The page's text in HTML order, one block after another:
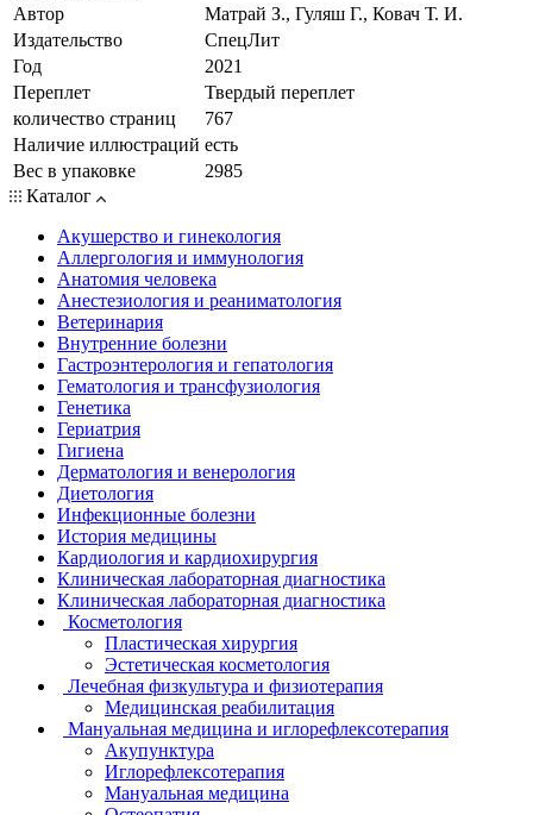
Автор
Матрай З., Гуляш Г., Ковач Т. И.
Издательство
СпецЛит
Год
2021
Переплет
Твердый переплет
количество страниц
767
Наличие иллюстраций есть
Вес в упаковке
2985
Каталог
Акушерство и гинекология
Аллергология и иммунология
Анатомия человека
Анестезиология и реаниматология
Ветеринария
Внутренние болезни
Гастроэнтерология и гепатология
Гематология и трансфузиология
Генетика
Гериатрия
Гигиена
Дерматология и венерология
Диетология
Инфекционные болезни
История медицины
Кардиология и кардиохирургия
Клиническая лабораторная диагностика
Клиническая лабораторная диагностика
Косметология
Пластическая хирургия
Эстетическая косметология
Лечебная физкультура и физиотерапия
Медицинская реабилитация
Мануальная медицина и иглорефлексотерапия
Акупунктура
Иглорефлексотерапия
Мануальная медицина